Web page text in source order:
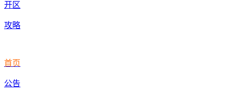
开区
攻略
首页
公告